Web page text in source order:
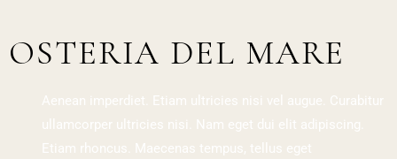
OSTERIA DEL MARE
Aenean imperdiet. Etiam ultricies nisi vel augue. Curabitur
ullamcorper ultricies nisi. Nam eget dui elit adipiscing.
Etiam rhoncus. Maecenas tempus, tellus eget